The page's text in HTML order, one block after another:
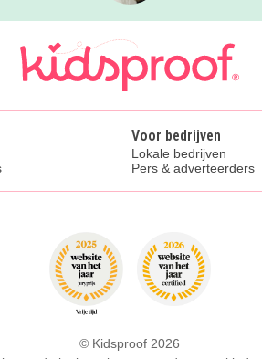
Voor bedrijven
Lokale bedrijven
Pers & adverteerders
© Kidsproof 2026